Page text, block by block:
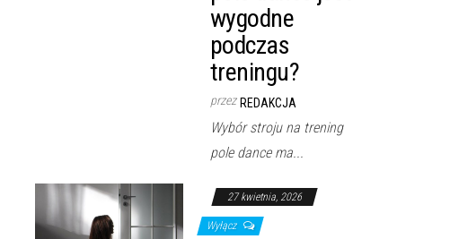
wygodne
podczas
treningu?
przez REDAKCJA
Wybór stroju na trening
pole dance ma...
27 kwietnia, 2026
Wyłącz